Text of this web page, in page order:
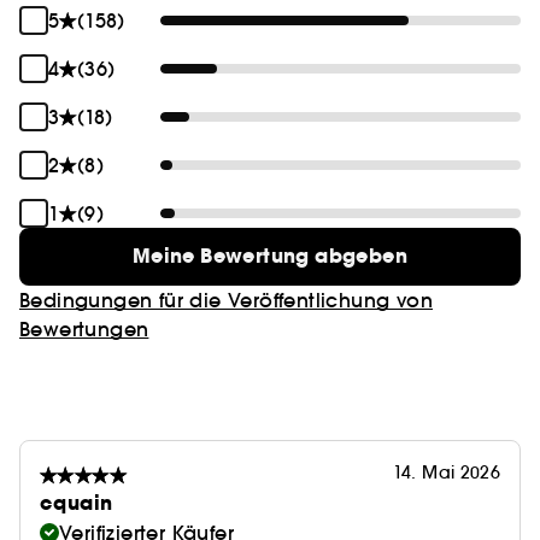
Umarmung.
5
(158)
4
(36)
3
(18)
2
(8)
1
(9)
Meine Bewertung abgeben
Bedingungen für die Veröffentlichung von
Bewertungen
14. Mai 2026
cquain
Verifizierter Käufer